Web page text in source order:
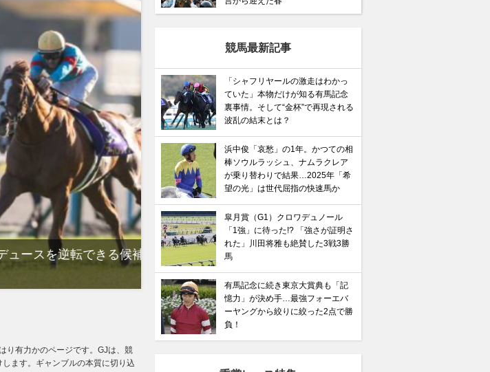
と絶対に馬券に加え
「シャフリヤールの激走はわかっていた」本物だけが知る有
して“金杯”で再現される波乱の結末とは？
り有力かのページです。GJは、競
ます。ギャンブルの本質に切り込
競馬最新記事
「シャフリヤールの激走はわかっ
ていた」本物だけが知る有馬記念
裏事情。そして“金杯”で再現される
波乱の結末とは？
浜中俊「哀愁」の1年。かつての相
棒ソウルラッシュ、ナムラクレア
が乗り替わりで結果…2025年「希
望の光」は世代屈指の快速馬か
皐月賞（G1）クロワデュノール
「1強」に待った!? 「強さが証明さ
れた」川田将雅も絶賛した3戦3勝
馬
有馬記念に続き東京大賞典も「記
憶力」が決め手…最強フォーエバ
ーヤングから絞りに絞った2点で勝
負！